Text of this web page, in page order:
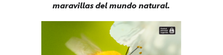
maravillas del mundo natural.